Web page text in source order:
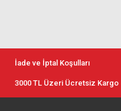
İade ve İptal Koşulları
3000 TL Üzeri Ücretsiz Kargo